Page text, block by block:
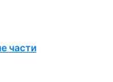
части